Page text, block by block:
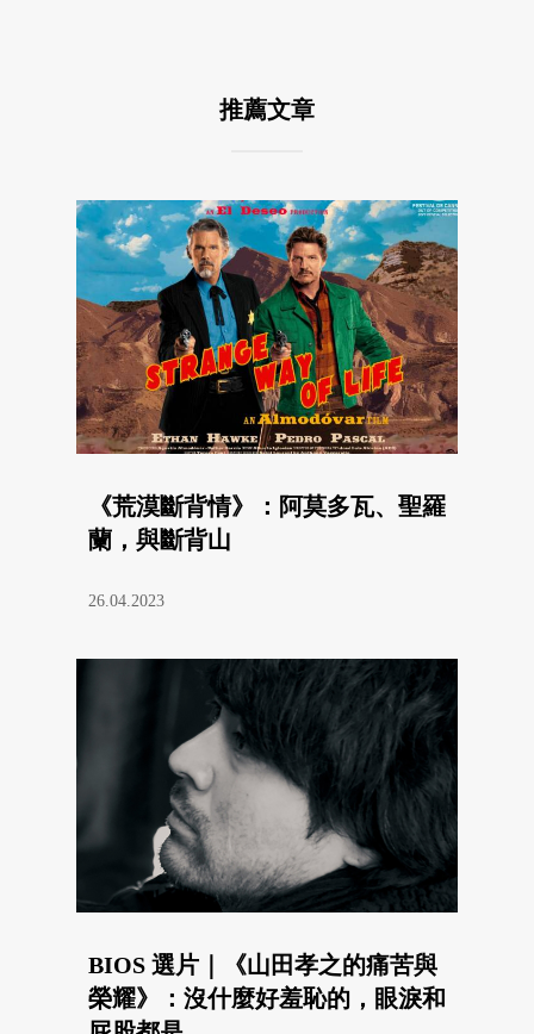
推薦文章
《荒漠斷背情》：阿莫多瓦、聖羅
蘭，與斷背山
26.04.2023
BIOS 選片｜《山田孝之的痛苦與
榮耀》：沒什麼好羞恥的，眼淚和